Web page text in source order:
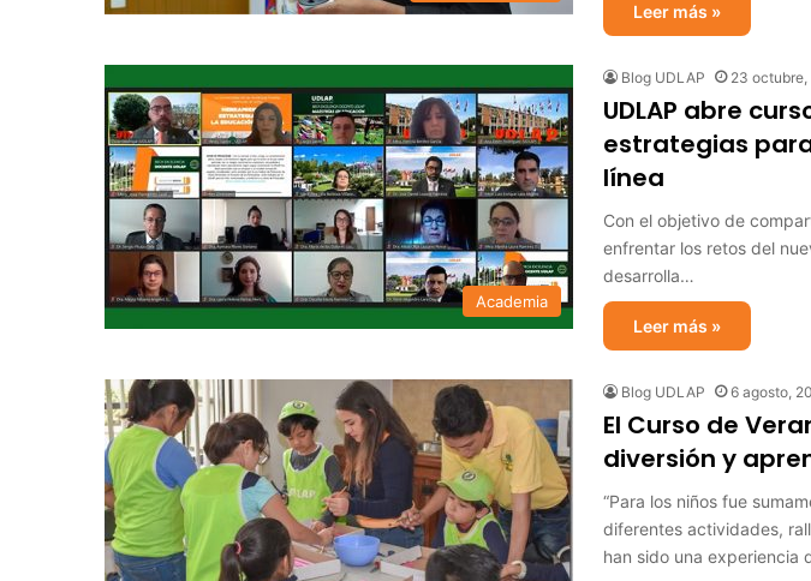
Leer más »
Academia
Blog UDLAP 23
UDLAP abre
estrategias
línea
Con el objetivo de
enfrentar los retos del
desarrolla…
Leer más »
Blog UDLAP 6 agosto,
El Curso de
diversión y
“Para los niños fue
diferentes actividades,
han sido una experiencia